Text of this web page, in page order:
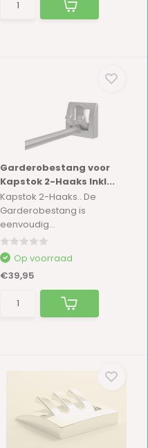
Garderobestang voor
Kapstok 2-Haaks Inkl...
Kapstok 2-Haaks.. De
Garderobestang is
eenvoudig...
Op voorraad
€39,95